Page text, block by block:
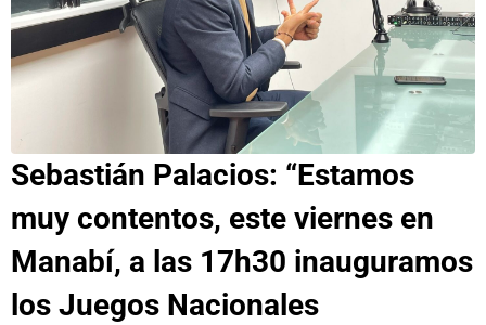
Sebastián Palacios: “Estamos
muy contentos, este viernes en
Manabí, a las 17h30 inauguramos
los Juegos Nacionales